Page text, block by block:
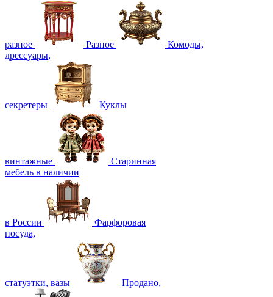
разное Разное
Комоды,
дрессуары,
секретеры Куклы
винтажные
Старинная
мебель в наличии
в России
Фарфоровая
посуда,
статуэтки, вазы Продано,